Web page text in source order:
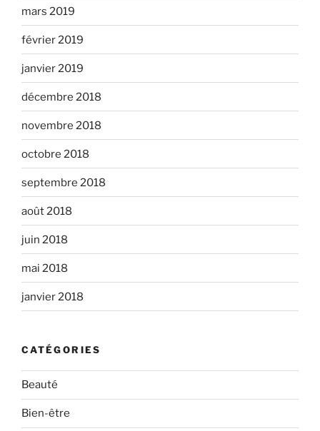
mars 2019
février 2019
janvier 2019
décembre 2018
novembre 2018
octobre 2018
septembre 2018
août 2018
juin 2018
mai 2018
janvier 2018
CATÉGORIES
Beauté
Bien-être